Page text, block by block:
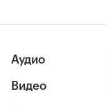
Аудио
Видео